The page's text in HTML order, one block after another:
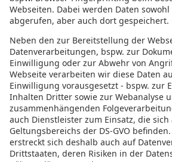
Arbeiten bei Wieland
Jobs Europa
Jobs Nordamerika
Jobs Asien
RECHTLICHES
Datenschutz